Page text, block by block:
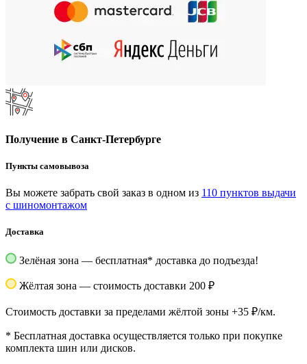
Получение в Санкт-Петербурге
Пункты самовывоза
Вы можете забрать свой заказ в одном из 110 пунктов выдачи
с шиномонтажом
Доставка
Зелёная зона — бесплатная* доставка до подъезда!
Жёлтая зона — стоимость доставки 200 ₽
Стоимость доставки за пределами жёлтой зоны +35 ₽/км.
* Бесплатная доставка осуществляется только при покупке
комплекта шин или дисков.